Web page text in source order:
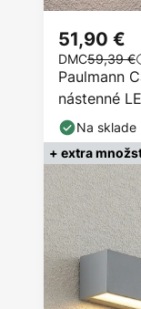
Paulmann
nástenné
51,90 €
DMC59,39 €
Na sklade
+ extra